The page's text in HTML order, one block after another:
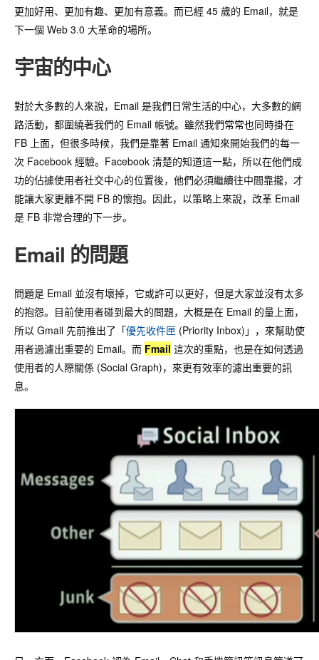
更加好用、更加有趣、更加有意義。而已經 45 歲的 Email，就是
下一個 Web 3.0 大革命的場所。
宇宙的中心
對於大多數的人來說，Email 是我們日常生活的中心，大多數的網
路活動，都圍繞著我們的 Email 帳號。雖然我們常常也同時掛在
FB 上面，但很多時候，我們是靠著 Email 通知來開始我們的每一
次 Facebook 經驗。Facebook 清楚的知道這一點，所以在他們成
功的佔據使用者社交中心的位置後，他們必須繼續往中間靠攏，才
能讓大家更離不開 FB 的懷抱。因此，以策略上來說，改革 Email
是 FB 非常合理的下一步。
Email 的問題
問題是 Email 並沒有壞掉，它或許可以更好，但是大家並沒有太多
的抱怨。目前使用者碰到最大的問題，大概是在 Email 的量上面，
所以 Gmail 先前推出了「優先收件匣 (Priority Inbox)」，來幫助使
用者過濾出重要的 Email。而 Fmail 這次的重點，也是在如何透過
使用者的人際關係 (Social Graph)，來更有效率的濾出重要的訊
息。